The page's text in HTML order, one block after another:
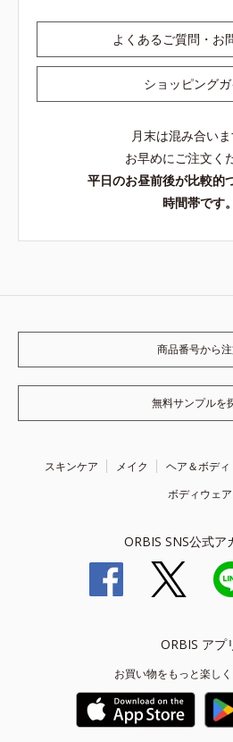
よくあるご質問・お
ショッピング
月末は混み合い
お早めにご注文く
平日のお昼前後が比較的
時間帯です。
商品番号から
無料サンプルを
スキンケア メイク ヘア＆ボディ
ボディウェア
ORBIS SNS公式ア
ORBIS アプ
お買い物をもっと楽しく